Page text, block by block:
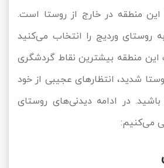
منطقه در خارج از روستا است.
روستای وردیج را انتخاب می‌کنید
این منطقه بیشترین نقاط گردشگری
شدید، انتظارهای عجیبی از خود
باشید. در ادامه دیدنی‌های روستای
می‌کنیم: